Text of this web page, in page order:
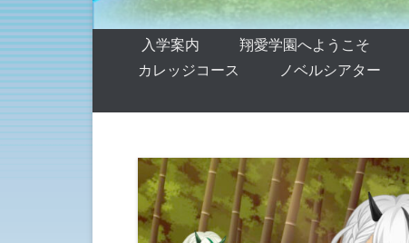
第1メニュー
コンテンツへ移動
入学案内 翔愛学園へようこそ
カレッジコース
ノベルシアター